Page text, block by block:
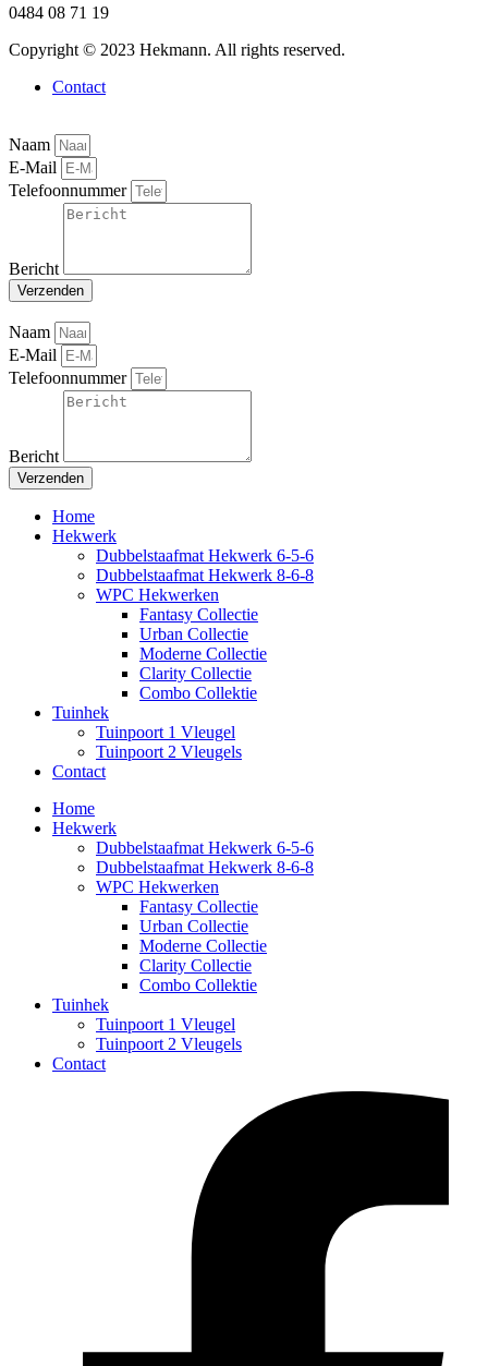
0484 08 71 19
Copyright © 2023 Hekmann. All rights reserved.
Contact
Naam
E-Mail
Telefoonnummer
Bericht
Verzenden
Naam
E-Mail
Telefoonnummer
Bericht
Verzenden
Home
Hekwerk
Dubbelstaafmat Hekwerk 6-5-6
Dubbelstaafmat Hekwerk 8-6-8
WPC Hekwerken
Fantasy Collectie
Urban Collectie
Moderne Collectie
Clarity Collectie
Combo Collektie
Tuinhek
Tuinpoort 1 Vleugel
Tuinpoort 2 Vleugels
Contact
Home
Hekwerk
Dubbelstaafmat Hekwerk 6-5-6
Dubbelstaafmat Hekwerk 8-6-8
WPC Hekwerken
Fantasy Collectie
Urban Collectie
Moderne Collectie
Clarity Collectie
Combo Collektie
Tuinhek
Tuinpoort 1 Vleugel
Tuinpoort 2 Vleugels
Contact